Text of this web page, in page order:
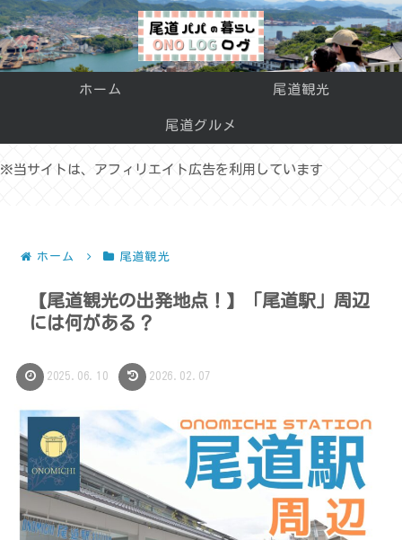
ホーム 尾道観光
尾道グルメ
※当サイトは、アフィリエイト広告を利用しています
ホーム 尾道観光
【尾道観光の出発地点！】「尾道駅」周辺
には何がある？
2025.06.10 2026.02.07